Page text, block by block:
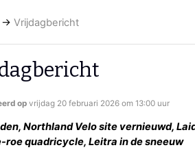
→ Vrijdagbericht
op vrijdag 20 februari 2026 om 13:00 uur
Northland Velo site vernieuwd,
roe quadricycle, Leitra in de sneeuw